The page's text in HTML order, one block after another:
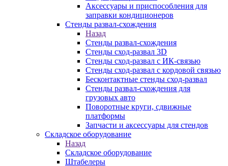
Аксессуары и приспособления для
заправки кондиционеров
Стенды развал-схождения
Назад
Стенды развал-схождения
Стенды сход-развал 3D
Стенды сход-развал с ИК-связью
Стенды сход-развал с кордовой связью
Бесконтактные стенды сход-развал
Стенды развал-схождения для
грузовых авто
Поворотные круги, сдвижные
платформы
Запчасти и аксессуары для стендов
Складское оборудование
Назад
Складское оборудование
Штабелеры